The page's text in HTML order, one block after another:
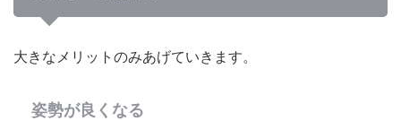
大きなメリットのみあげていきます。
姿勢が良くなる